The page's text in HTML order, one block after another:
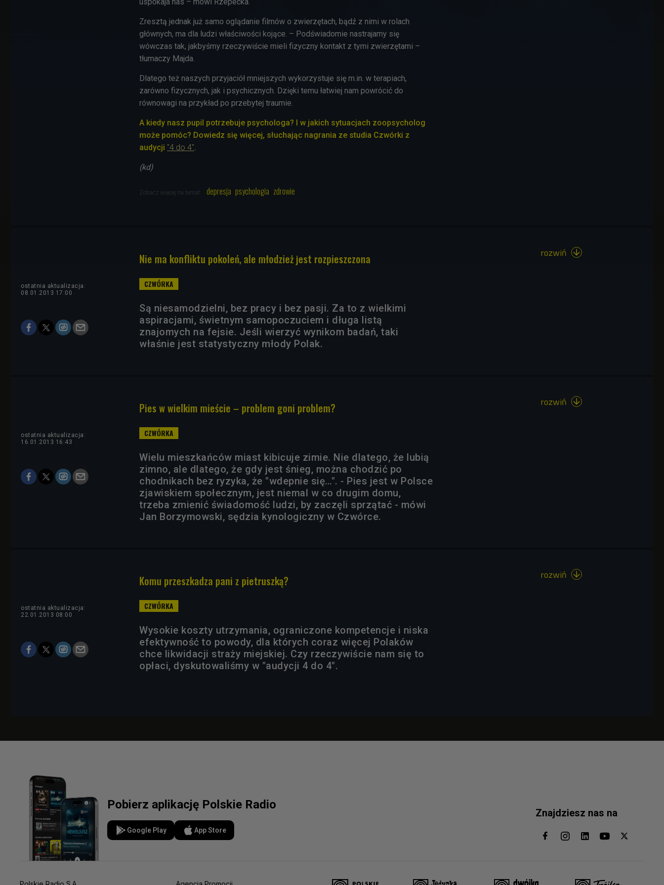
Zresztą jednak już samo oglądanie filmów o zwierzętach, bądź z nimi w rolach
głównych, ma dla ludzi właściwości kojące. – Podświadomie nastrajamy się
wówczas tak, jakbyśmy rzeczywiście mieli fizyczny kontakt z tymi zwierzętami –
tłumaczy Majda.
Dlatego też naszych przyjaciół mniejszych wykorzystuje się m.in. w terapiach,
zarówno fizycznych, jak i psychicznych. Dzięki temu łatwiej nam powrócić do
równowagi na przykład po przebytej traumie.
A kiedy nasz pupil potrzebuje psychologa? I w jakich sytuacjach zoopsycholog
może pomóc? Dowiedz się więcej, słuchając nagrania ze studia Czwórki z
audycji "4 do 4".
(kd)
Zobacz więcej na temat: depresja psychologia zdrowie
Nie ma konfliktu pokoleń, ale młodzież jest rozpieszczona
ostatnia aktualizacja:
08.01.2013 17:00
Są niesamodzielni, bez pracy i bez pasji. Za to z wielkimi
aspiracjami, świetnym samopoczuciem i długa listą
znajomych na fejsie. Jeśli wierzyć wynikom badań, taki
właśnie jest statystyczny młody Polak.
rozwiń 
Pies w wielkim mieście – problem goni problem?
ostatnia aktualizacja:
16.01.2013 16:43
Wielu mieszkańców miast kibicuje zimie. Nie dlatego, że lubią
zimno, ale dlatego, że gdy jest śnieg, można chodzić po
chodnikach bez ryzyka, że "wdepnie się…". - Pies jest w Polsce
zjawiskiem społecznym, jest niemal w co drugim domu,
trzeba zmienić świadomość ludzi, by zaczęli sprzątać - mówi
Jan Borzymowski, sędzia kynologiczny w Czwórce.
rozwiń 
Komu przeszkadza pani z pietruszką?
ostatnia aktualizacja:
22.01.2013 08:00
Wysokie koszty utrzymania, ograniczone kompetencje i niska
efektywność to powody, dla których coraz więcej Polaków
chce likwidacji straży miejskiej. Czy rzeczywiście nam się to
opłaci, dyskutowaliśmy w "audycji 4 do 4".
rozwiń 
Pobierz aplikację Polskie Radio
Google Play App Store
Znajdziesz nas na